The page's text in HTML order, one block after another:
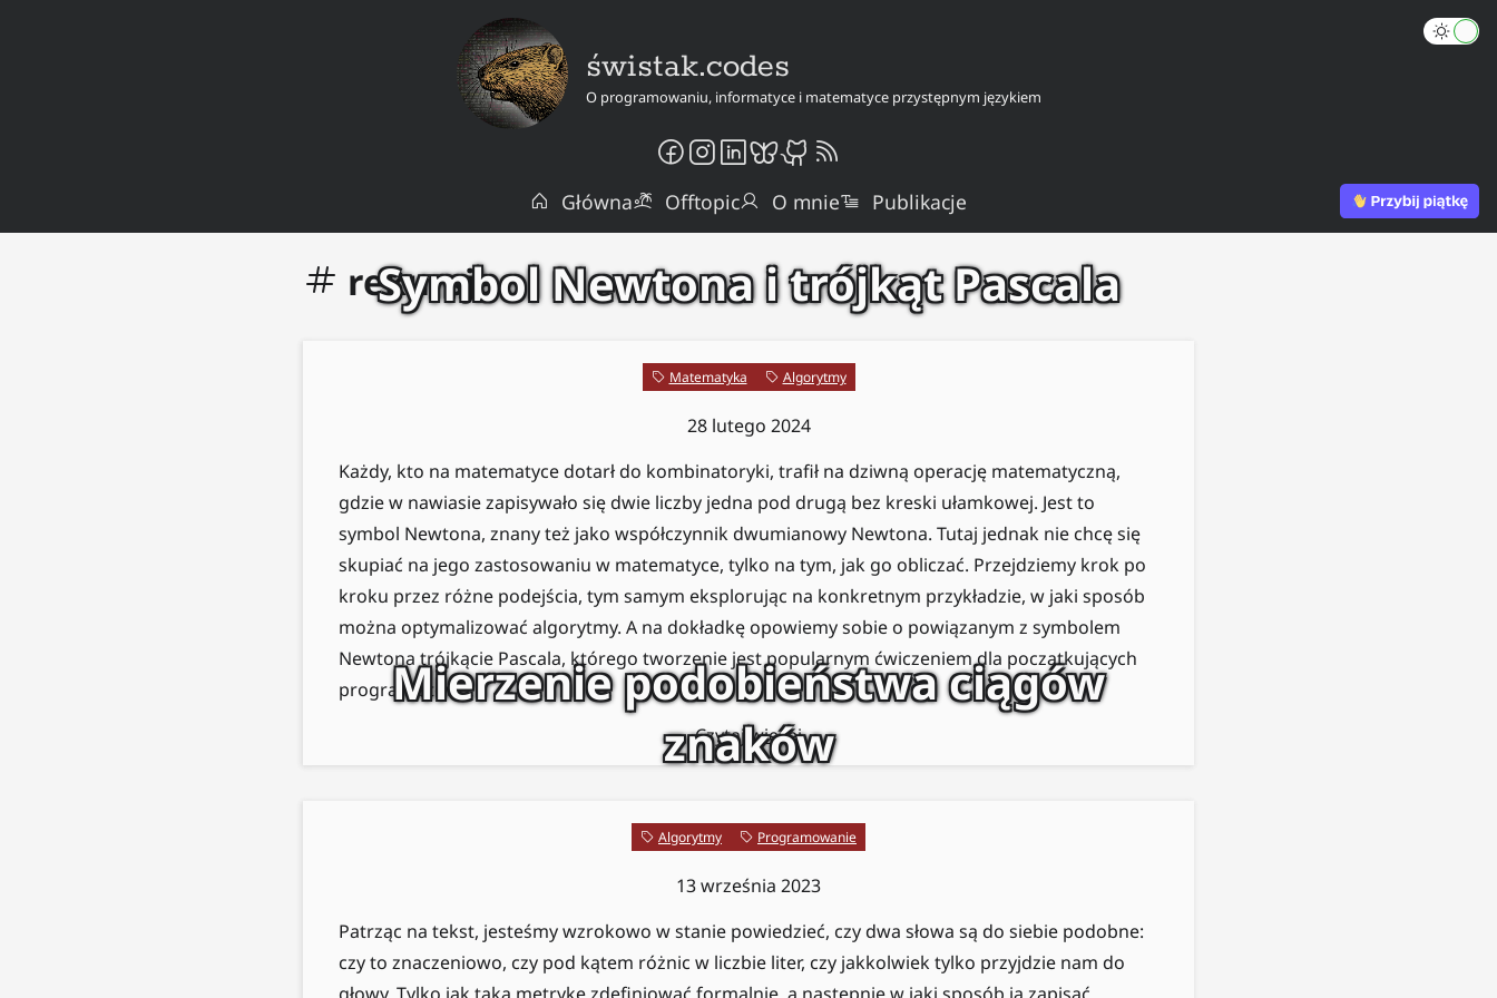
świstak.codes
O programowaniu, informatyce i matematyce przystępnym językiem
Główna Offtopic O mnie Publikacje
rekursja
Symbol Newtona i trójkąt Pascala
Matematyka Algorytmy
28 lutego 2024
Każdy, kto na matematyce dotarł do kombinatoryki, trafił na dziwną operację matematyczną,
gdzie w nawiasie zapisywało się dwie liczby jedna pod drugą bez kreski ułamkowej. Jest to
symbol Newtona, znany też jako współczynnik dwumianowy Newtona. Tutaj jednak nie chcę się
skupiać na jego zastosowaniu w matematyce, tylko na tym, jak go obliczać. Przejdziemy krok po
kroku przez różne podejścia, tym samym eksplorując na konkretnym przykładzie, w jaki sposób
można optymalizować algorytmy. A na dokładkę opowiemy sobie o powiązanym z symbolem
Newtona trójkącie Pascala, którego tworzenie jest popularnym ćwiczeniem dla początkujących
programistów.
Czytaj więcej
Mierzenie podobieństwa ciągów
znaków
Algorytmy Programowanie
13 września 2023
Patrząc na tekst, jesteśmy wzrokowo w stanie powiedzieć, czy dwa słowa są do siebie podobne:
czy to znaczeniowo, czy pod kątem różnic w liczbie liter, czy jakkolwiek tylko przyjdzie nam do
głowy. Tylko jak taką metrykę zdefiniować formalnie, a następnie w jaki sposób ją zapisać